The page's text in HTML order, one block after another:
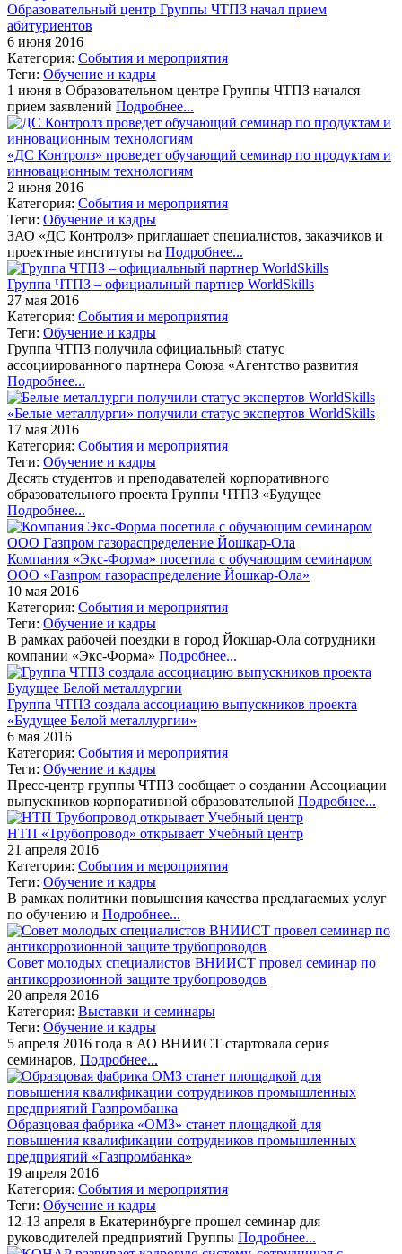
Образовательный центр Группы ЧТПЗ начал прием
абитуриентов
6 июня 2016
Категория: События и мероприятия
Теги: Обучение и кадры
1 июня в Образовательном центре Группы ЧТПЗ начался
прием заявлений Подробнее...
«ДС Контролз» проведет обучающий семинар по продуктам и
инновационным технологиям
2 июня 2016
Категория: События и мероприятия
Теги: Обучение и кадры
ЗАО «ДС Контролз» приглашает специалистов, заказчиков и
проектные институты на Подробнее...
Группа ЧТПЗ – официальный партнер WorldSkills
27 мая 2016
Категория: События и мероприятия
Теги: Обучение и кадры
Группа ЧТПЗ получила официальный статус
ассоциированного партнера Союза «Агентство развития
Подробнее...
«Белые металлурги» получили статус экспертов WorldSkills
17 мая 2016
Категория: События и мероприятия
Теги: Обучение и кадры
Десять студентов и преподавателей корпоративного
образовательного проекта Группы ЧТПЗ «Будущее
Подробнее...
Компания «Экс-Форма» посетила с обучающим семинаром
ООО «Газпром газораспределение Йошкар-Ола»
10 мая 2016
Категория: События и мероприятия
Теги: Обучение и кадры
В рамках рабочей поездки в город Йокшар-Ола сотрудники
компании «Экс-Форма» Подробнее...
Группа ЧТПЗ создала ассоциацию выпускников проекта
«Будущее Белой металлургии»
6 мая 2016
Категория: События и мероприятия
Теги: Обучение и кадры
Пресс-центр группы ЧТПЗ сообщает о создании Ассоциации
выпускников корпоративной образовательной Подробнее...
НТП «Трубопровод» открывает Учебный центр
21 апреля 2016
Категория: События и мероприятия
Теги: Обучение и кадры
В рамках политики повышения качества предлагаемых услуг
по обучению и Подробнее...
Совет молодых специалистов ВНИИСТ провел семинар по
антикоррозионной защите трубопроводов
20 апреля 2016
Категория: Выставки и семинары
Теги: Обучение и кадры
5 апреля 2016 года в АО ВНИИСТ стартовала серия
семинаров, Подробнее...
Образцовая фабрика «ОМЗ» станет площадкой для
повышения квалификации сотрудников промышленных
предприятий «Газпромбанка»
19 апреля 2016
Категория: События и мероприятия
Теги: Обучение и кадры
12-13 апреля в Екатеринбурге прошел семинар для
руководителей предприятий Группы Подробнее...